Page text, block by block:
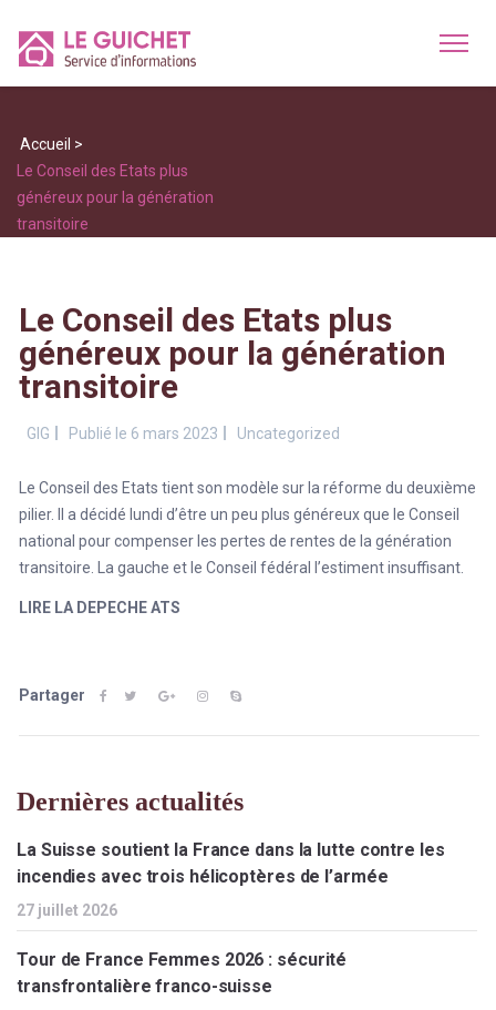
Accueil >
Le Conseil des Etats plus
généreux pour la génération
transitoire
Le Conseil des Etats plus
généreux pour la génération
transitoire
GIG Publié le 6 mars 2023 Uncategorized
Le Conseil des Etats tient son modèle sur la réforme du deuxième
pilier. Il a décidé lundi d’être un peu plus généreux que le Conseil
national pour compenser les pertes de rentes de la génération
transitoire. La gauche et le Conseil fédéral l’estiment insuffisant.
LIRE LA DEPECHE ATS
Partager
Dernières actualités
La Suisse soutient la France dans la lutte contre les
incendies avec trois hélicoptères de l’armée
27 juillet 2026
Tour de France Femmes 2026 : sécurité
transfrontalière franco-suisse